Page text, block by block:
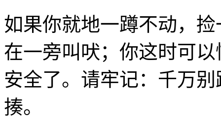
如果你就地一蹲不动，
在一旁叫吠；你这时可
安全了。请牢记：千万
揍。